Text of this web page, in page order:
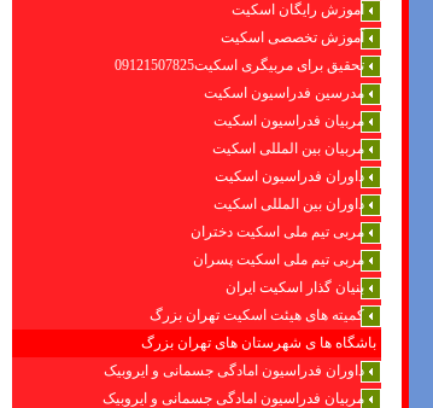
اموزش رایگان اسکیت
آموزش تخصصی اسکیت
تحقیق برای مربیگری اسکیت09121507825
مدرسین فدراسیون اسکیت
مربیان فدراسیون اسکیت
مربیان بین المللی اسکیت
داوران فدراسیون اسکیت
داوران بین المللی اسکیت
مربی تیم ملی اسکیت دختران
مربی تیم ملی اسکیت پسران
بنیان گذار اسکیت ایران
کمیته های هیئت اسکیت تهران بزرگ
باشگاه ها ی شهرستان های تهران بزرگ
داوران فدراسیون امادگی جسمانی و ایروبیک
مربیان فدراسیون امادگی جسمانی و ایروبیک